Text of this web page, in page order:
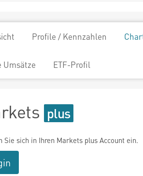
Profile / Kennzahlen
Umsätze ETF-Profil
Sie sich in Ihren Markets plus Account ein.